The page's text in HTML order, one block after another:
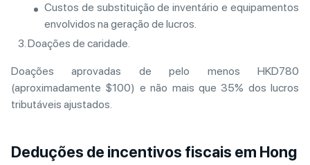
Custos de substituição de inventário e equipamentos
envolvidos na geração de lucros.
Doações de caridade.
Doações aprovadas de pelo menos HKD780
(aproximadamente $100) e não mais que 35% dos lucros
tributáveis ajustados.
Deduções de incentivos fiscais em Hong